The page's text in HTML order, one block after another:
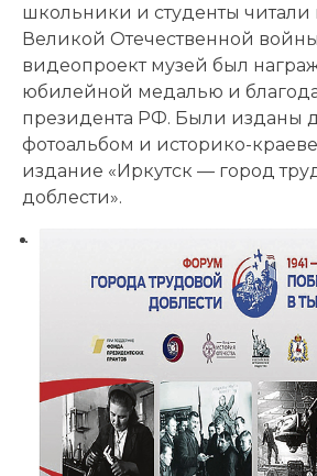
школьники и студенты
Великой Отечественной
видеопроект музей был
юбилейной медалью и
президента РФ. Были изданы
фотоальбом и историко-
издание «Иркутск — город
доблести».